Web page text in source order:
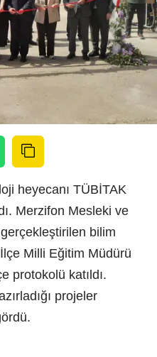
heyecanı TÜBİTAK
Merzifon Mesleki ve
bilim
İlçe Milli Eğitim Müdürü
protokolü katıldı.
projeler